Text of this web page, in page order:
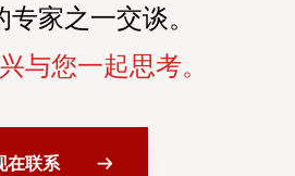
家之一交谈。
与您一起思考。
在联系